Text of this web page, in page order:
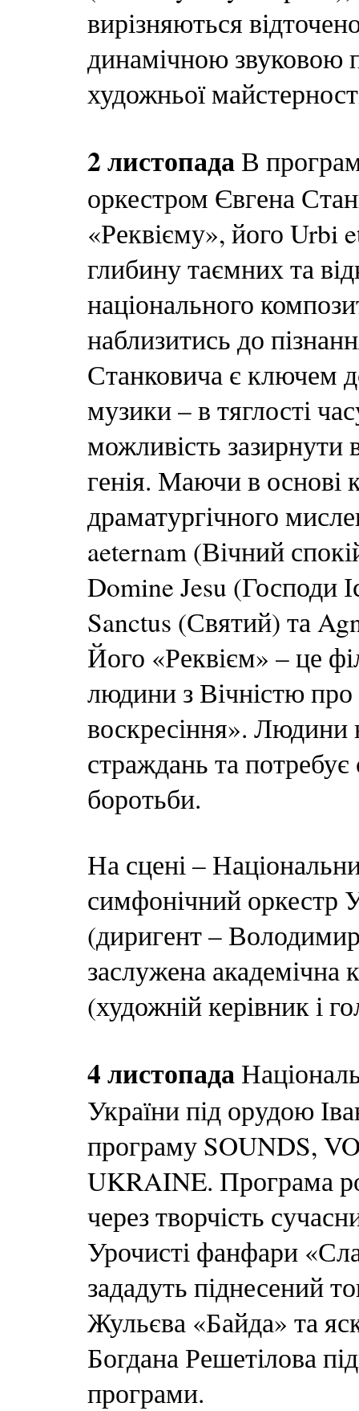
вирізняються
динамічною звуковою
художньої
2 листопада В
оркестром Євгена
«Реквієму», його Urbi
глибину таємних та
національного
наблизитись до
Станковича є ключем
музики – в тяглості
можливість зазирнути
генія. Маючи в основі
драматургічного
aeternam (Вічний
Domine Jesu (Господи
Sanctus (Святий) та
Його «Реквієм» – це
людини з Вічністю про
воскресіння».
страждань та потребує
боротьби.
На сцені –
симфонічний оркестр
(диригент –
заслужена
(художній керівник і
4 листопада
України під орудою
програму SOUNDS,
UKRAINE. Програма
через творчість
Урочисті фанфари
зададуть піднесений
Жульєва «Байда» та
Богдана Решетілова
програми.